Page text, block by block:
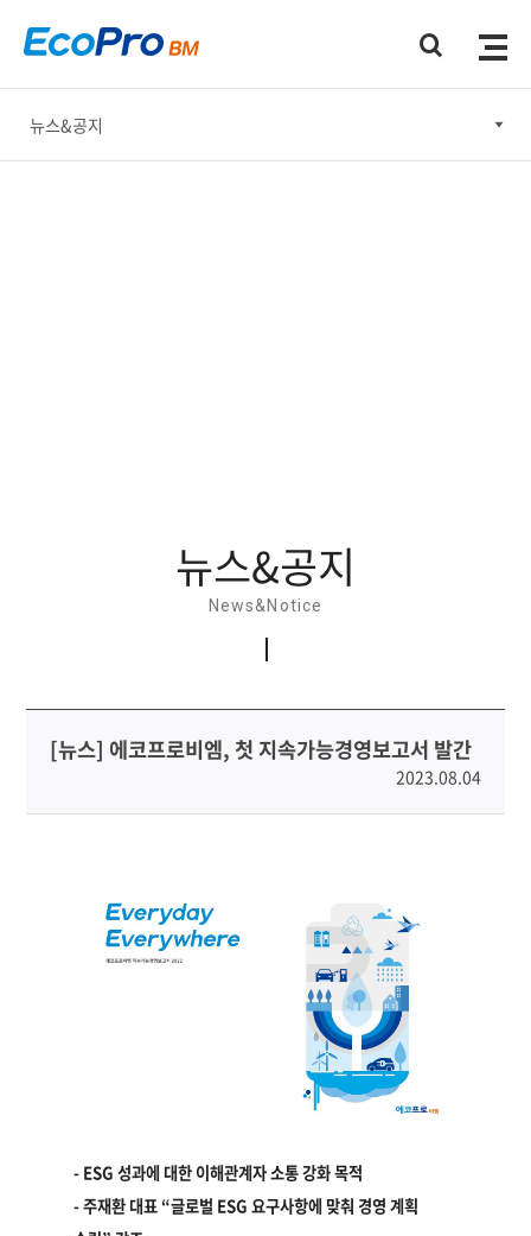
뉴스&공지
뉴스&공지
News&Notice
[뉴스] 에코프로비엠, 첫 지속가능경영보고서 발간
2023.08.04
- ESG성과에 대한 이해관계자 소통 강화 목적
-주재환 대표“글로벌 ESG 요구사항에 맞춰 경영 계획